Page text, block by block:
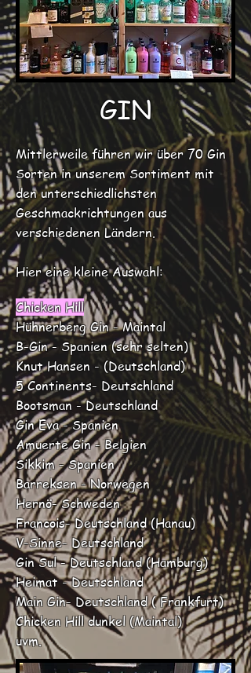
GIN
Mittlerweile führen wir über 70 Gin
Sorten in unserem Sortiment mit
den unterschiedlichsten
Geschmackrichtungen aus
verschiedenen Ländern.
Hier eine kleine Auswahl:
Chicken Hill
Hühnerberg Gin - Maintal
B-Gin - Spanien (sehr selten)
Knut Hansen - (Deutschland)
5 Continents- Deutschland
Bootsman - Deutschland
Gin Eva - Spanien
Amuerte Gin - Belgien
Sikkim - Spanien
Barreksen - Norwegen
Hernö- Schweden
Francois- Deutschland (Hanau)
V-Sinne- Deutschland
Gin Sul - Deutschland (Hamburg)
Heimat - Deutschland
Main Gin- Deutschland ( Frankfurt)
Chicken Hill dunkel (Maintal)
uvm.